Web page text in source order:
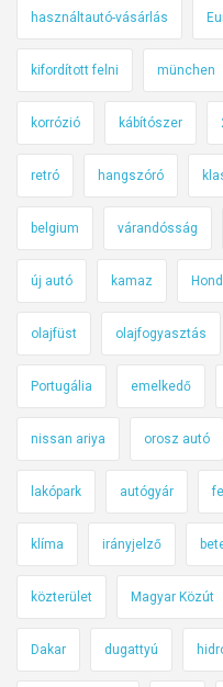
használtautó-vásárlás
kifordított felni münchen
korrózió kábítószer
retró hangszóró
belgium várandósság
új autó kamaz
olajfüst olajfogyasztás
Portugália emelkedő
nissan ariya orosz autó
lakópark autógyár
klíma irányjelző
közterület Magyar Közút
Dakar dugattyú